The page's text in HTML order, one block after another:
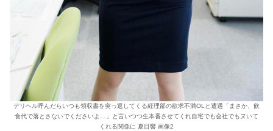
デリヘル呼んだらいつも領収書を突っ返してくる経理部の欲求不満OLと遭遇「まさか、飲
食代で落とさないでくださいよ…」と言いつつ生本番させてくれ自宅でも会社でもヌいて
くれる関係に 夏目響 画像2